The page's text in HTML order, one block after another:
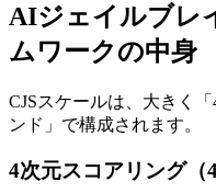
AIジェイルブレ
ムワークの中身
CJSスケールは、大きく
ンド」で構成されます。
4次元スコアリング（